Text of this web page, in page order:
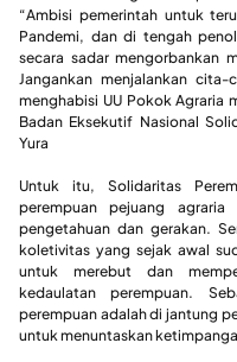
“Ambisi pemerintah untuk
Pandemi, dan di tengah
secara sadar mengorbankan
Jangankan menjalankan
menghabisi UU Pokok Agraria
Badan Eksekutif Nasional
Yura
Untuk itu, Solidaritas
perempuan pejuang agraria
pengetahuan dan gerakan.
koletivitas yang sejak awal
untuk merebut dan
kedaulatan perempuan.
perempuan adalah di jantung
untuk menuntaskan